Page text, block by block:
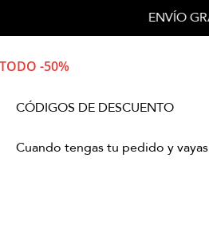
ENVÍO
-50%
CÓDIGOS DE DESCUENTO
Cuando tengas tu pedido y